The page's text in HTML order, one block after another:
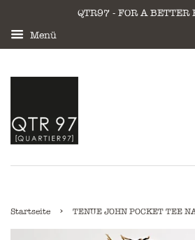
QTR97 - FOR A BETTER
Menü
Startseite › TENUE JOHN POCKET TEE